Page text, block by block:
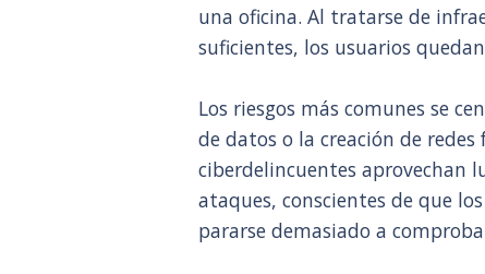
una oficina. Al tratarse de
suficientes, los usuarios
Los riesgos más comunes se
de datos o la creación de
ciberdelincuentes aprovechan
ataques, conscientes de que
pararse demasiado a